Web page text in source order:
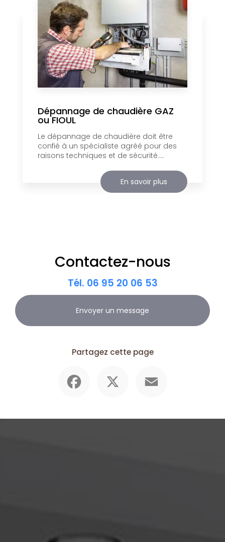
Dépannage de chaudière GAZ
ou FIOUL
Le dépannage de chaudière doit être
confié à un spécialiste agréé pour des
raisons techniques et de sécurité....
En savoir plus
Contactez-nous
Tél. 06 95 20 06 53
Envoyer un message
Partagez cette page